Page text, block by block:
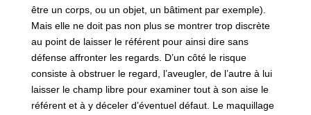
être un corps, ou un objet, un bâtiment par exemple).
Mais elle ne doit pas non plus se montrer trop discrète
au point de laisser le référent pour ainsi dire sans
défense affronter les regards. D’un côté le risque
consiste à obstruer le regard, l’aveugler, de l’autre à lui
laisser le champ libre pour examiner tout à son aise le
référent et à y déceler d’éventuel défaut. Le maquillage